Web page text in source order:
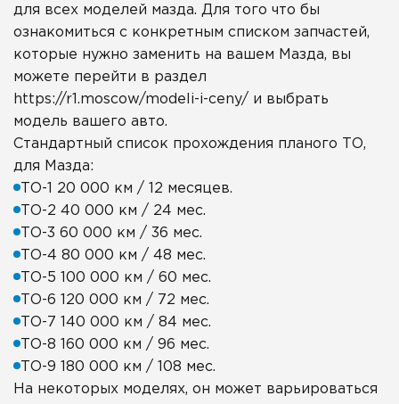
для всех моделей мазда. Для того что бы
ознакомиться с конкретным списком запчастей,
которые нужно заменить на вашем Мазда, вы
можете перейти в раздел
https://r1.moscow/modeli-i-ceny/ и выбрать
модель вашего авто.
Стандартный список прохождения планого ТО,
для Мазда:
ТО-1 20 000 км / 12 месяцев.
ТО-2 40 000 км / 24 мес.
ТО-3 60 000 км / 36 мес.
ТО-4 80 000 км / 48 мес.
ТО-5 100 000 км / 60 мес.
ТО-6 120 000 км / 72 мес.
ТО-7 140 000 км / 84 мес.
ТО-8 160 000 км / 96 мес.
ТО-9 180 000 км / 108 мес.
На некоторых моделях, он может варьироваться